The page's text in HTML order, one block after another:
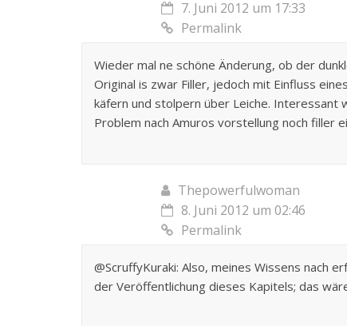
7. Juni 2012 um 17:33
Permalink
Wieder mal ne schöne Änderung, ob der
Original is zwar Filler, jedoch mit Einfluss
käfern und stolpern über Leiche. Interessant
Problem nach Amuros vorstellung noch filler
Thepowerfulwoman
8. Juni 2012 um 02:46
Permalink
@ScruffyKuraki: Also, meines Wissens nach
der Veröffentlichung dieses Kapitels; das